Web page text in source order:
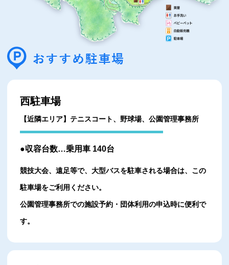
西駐車場
【近隣エリア】テニスコート、野球場、公園管理事務所
●収容台数…乗用車 140台
競技大会、遠足等で、大型バスを駐車される場合は、この
駐車場をご利用ください。
公園管理事務所での施設予約・団体利用の申込時に便利で
す。